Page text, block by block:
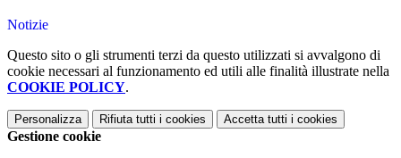
Notizie
Questo sito o gli strumenti terzi da questo utilizzati si avvalgono di
cookie necessari al funzionamento ed utili alle finalità illustrate nella
COOKIE POLICY.
Personalizza Rifiuta tutti i cookies Accetta tutti i cookies
Gestione cookie